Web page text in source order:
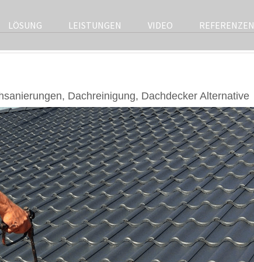
LÖSUNG LEISTUNGEN VIDEO REFERENZEN
Dachreinigung, Dachdecker Alternative